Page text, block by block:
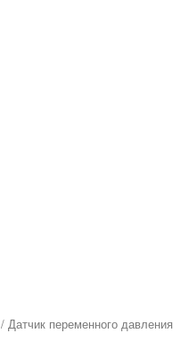
/ Датчик переменного давления